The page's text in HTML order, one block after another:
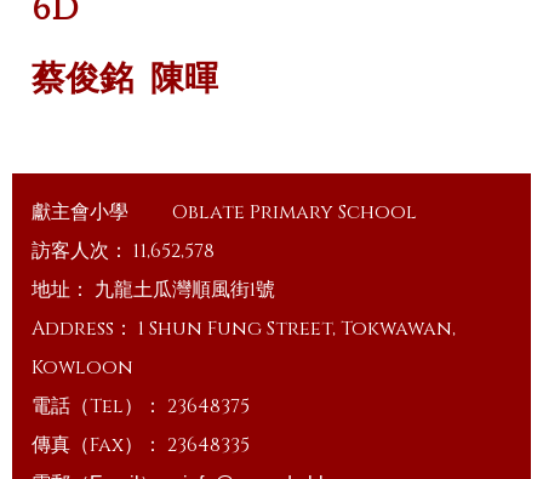
蔡俊銘 陳暉
獻主會小學
Oblate Primary School
訪客人次： 11,652,578
地址： 九龍土瓜灣順風街1號
Address： 1 Shun Fung Street, Tokwawan,
Kowloon
電話（Tel）： 23648375
傳真（Fax）： 23648335